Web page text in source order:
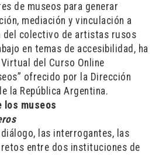
de museos para generar
mediación y vinculación a
del colectivo de artistas rusos
en temas de accesibilidad, ha
del Curso Online
ofrecido por la Dirección
la República Argentina.
los museos
las interrogantes, las
entre dos instituciones de